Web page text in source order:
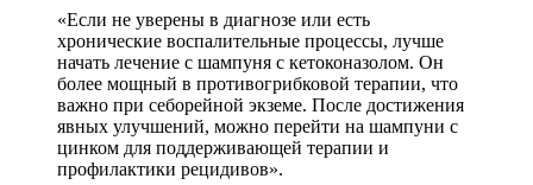
«Если не уверены в диагнозе или есть
хронические воспалительные процессы, лучше
начать лечение с шампуня с кетоконазолом. Он
более мощный в противогрибковой терапии, что
важно при себорейной экземе. После достижения
явных улучшений, можно перейти на шампуни с
цинком для поддерживающей терапии и
профилактики рецидивов».